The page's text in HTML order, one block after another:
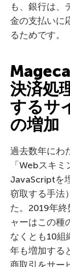
も、銀行は、
金の支払いに
るためです。
決済処
するサ
の増加
過去数年にわ
「Webスキ
JavaScriptを
窃取する手法
た。2019年
ャーはこの種
なくとも10組
年も増加する